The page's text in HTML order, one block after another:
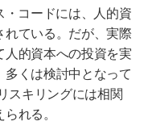
コードには、人的資
ている。だが、実際
的資本への投資を実
くは検討中となって
スキリングには相関
れる。